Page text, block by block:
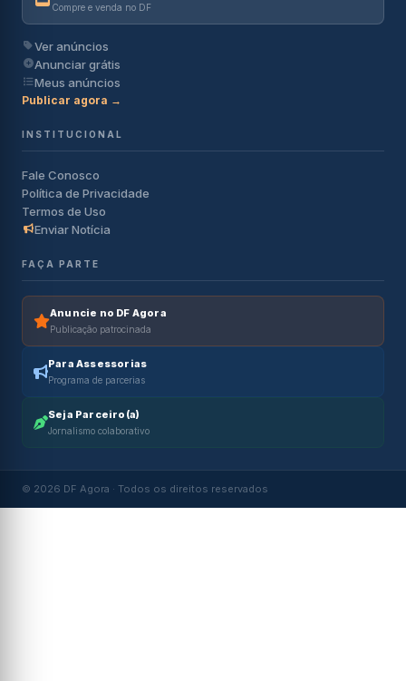
Compre e venda no DF
Ver anúncios
Anunciar grátis
Meus anúncios
Publicar agora →
INSTITUCIONAL
Fale Conosco
Política de Privacidade
Termos de Uso
Enviar Notícia
FAÇA PARTE
Anuncie no DF Agora
Publicação patrocinada
Para Assessorias
Programa de parcerias
Seja Parceiro(a)
Jornalismo colaborativo
© 2026 DF Agora · Todos os direitos reservados